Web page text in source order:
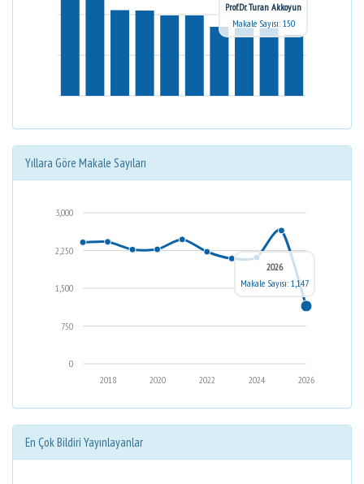
Prof.Dr. Turan Akkoyun
Makale Sayısı: 150
Yıllara Göre Makale Sayıları
0
750
1,500
2,250
3,000
2026
2024
2022
2020
2018
2026
Makale Sayısı: 1,147
En Çok Bildiri Yayınlayanlar